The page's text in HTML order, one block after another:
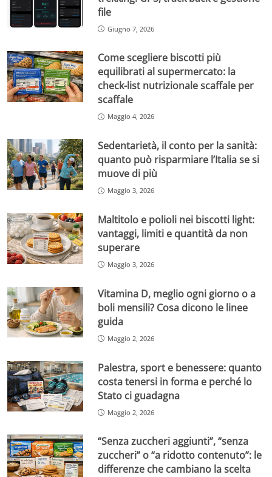
file
Giugno 7, 2026
Come scegliere biscotti più
equilibrati al supermercato: la
check-list nutrizionale scaffale per
scaffale
Maggio 4, 2026
Sedentarietà, il conto per la sanità:
quanto può risparmiare l’Italia se si
muove di più
Maggio 3, 2026
Maltitolo e polioli nei biscotti light:
vantaggi, limiti e quantità da non
superare
Maggio 3, 2026
Vitamina D, meglio ogni giorno o a
boli mensili? Cosa dicono le linee
guida
Maggio 2, 2026
Palestra, sport e benessere: quanto
costa tenersi in forma e perché lo
Stato ci guadagna
Maggio 2, 2026
“Senza zuccheri aggiunti”, “senza
zuccheri” o “a ridotto contenuto”: le
differenze che cambiano la scelta